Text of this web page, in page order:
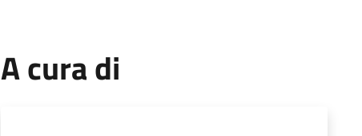
A cura di